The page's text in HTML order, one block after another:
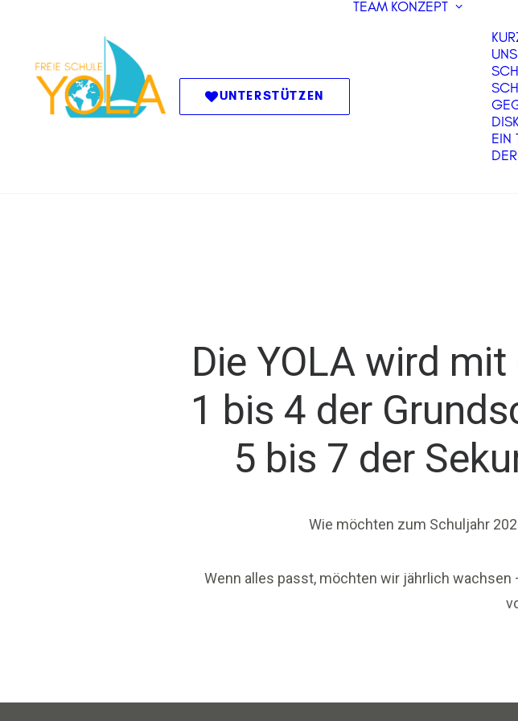
UNTERSTÜTZEN
TEAM KONZEPT
EIN
Die YOLA wird
1 bis 4 der
5 bis 7 der
Wie möchten zum Schuljahr
Wenn alles passt, möchten wir jährlich